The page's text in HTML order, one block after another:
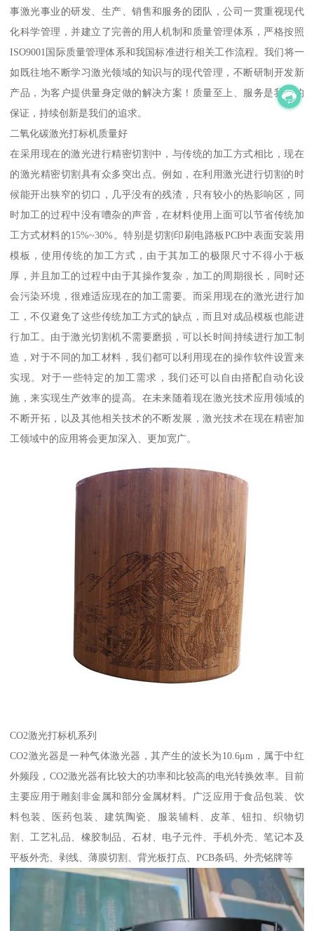
事激光事业的研发、生产、销售和服务的团队，公司一贯重视现代
化科学管理，并建立了完善的用人机制和质量管理体系，严格按照
ISO9001国际质量管理体系和我国标准进行相关工作流程。我们将一
如既往地不断学习激光领域的知识与的现代管理，不断研制开发新
产品，为客户提供量身定做的解决方案！质量至上、服务是我们的
保证，持续创新是我们的追求。
二氧化碳激光打标机质量好
在采用现在的激光进行精密切割中，与传统的加工方式相比，现在
的激光精密切割具有众多突出点。例如，在利用激光进行切割的时
候能开出狭窄的切口，几乎没有的残渣，只有较小的热影响区，同
时加工的过程中没有嘈杂的声音，在材料使用上面可以节省传统加
工方式材料的15%~30%。特别是切割印刷电路板PCB中表面安装用
模板，使用传统的加工方式，由于其加工的极限尺寸不得小于板
厚，并且加工的过程中由于其操作复杂，加工的周期很长，同时还
会污染环境，很难适应现在的加工需要。而采用现在的激光进行加
工，不仅避免了这些传统加工方式的缺点，而且对成品模板也能进
行加工。由于激光切割机不需要磨损，可以长时间持续进行加工制
造，对于不同的加工材料，我们都可以利用现在的操作软件设置来
实现。对于一些特定的加工需求，我们还可以自由搭配自动化设
施，来实现生产效率的提高。在未来随着现在激光技术应用领域的
不断开拓，以及其他相关技术的不断发展，激光技术在现在精密加
工领域中的应用将会更加深入、更加宽广。
CO2激光打标机系列
CO2激光器是一种气体激光器，其产生的波长为10.6μm，属于中红
外频段，CO2激光器有比较大的功率和比较高的电光转换效率。目前
主要应用于雕刻非金属和部分金属材料。广泛应用于食品包装、饮
料包装、医药包装、建筑陶瓷、服装辅料、皮革、钮扣、织物切
割、工艺礼品、橡胶制品、石材、电子元件、手机外壳、笔记本及
平板外壳、剥线、薄膜切割、背光板打点、PCB条码、外壳铭牌等